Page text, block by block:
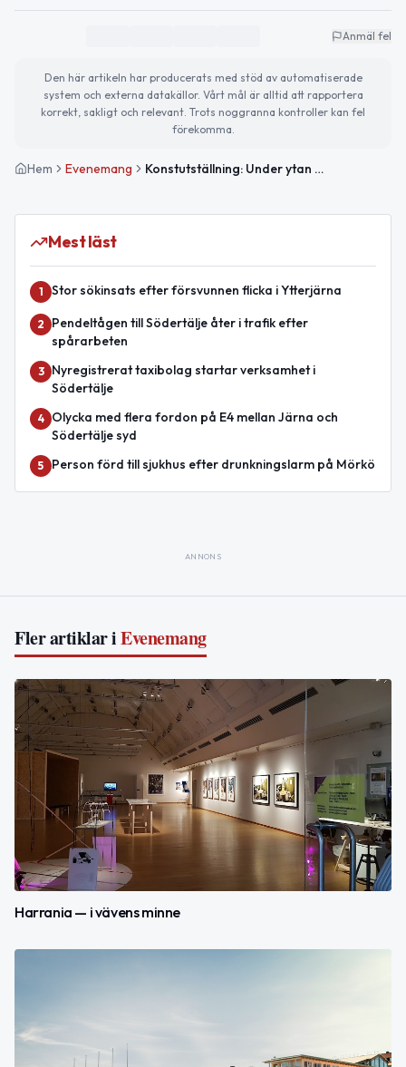
Anmäl fel
Den här artikeln har producerats med stöd av automatiserade
system och externa datakällor. Vårt mål är alltid att rapportera
korrekt, sakligt och relevant. Trots noggranna kontroller kan fel
förekomma.
Hem Evenemang Konstutställning: Under ytan — Eva Lundbäck och Annika Olsson Perez
Mest läst
1 Stor sökinsats efter försvunnen flicka i Ytterjärna
2
Pendeltågen till Södertälje åter i trafik efter
spårarbeten
3
Nyregistrerat taxibolag startar verksamhet i
Södertälje
4
Olycka med flera fordon på E4 mellan Järna och
Södertälje syd
5 Person förd till sjukhus efter drunkningslarm på Mörkö
ANNONS
Fler artiklar iEvenemang
Harrania — i vävens minne